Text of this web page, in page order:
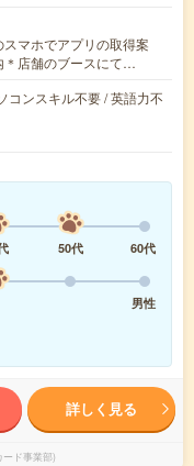
マホでアプリの取得案
＊店舗のブースにて…
コンスキル不要 / 英語力不
50代
60代
男性
詳しく見る
ド事業部)